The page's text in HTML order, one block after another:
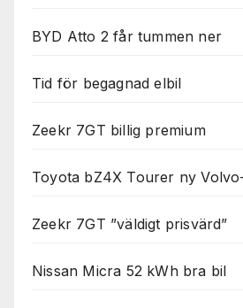
BYD Atto 2 får tummen ner
Tid för begagnad elbil
Zeekr 7GT billig premium
Toyota bZ4X Tourer ny
Zeekr 7GT ”väldigt prisvärd”
Nissan Micra 52 kWh bra bil